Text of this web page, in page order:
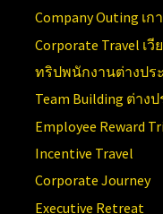
Company Outing เก
Corporate Travel เวี
ทริปพนักงานต่างปร
Team Building ต่าง
Employee Reward
Incentive Travel
Corporate Journey
Executive Retreat